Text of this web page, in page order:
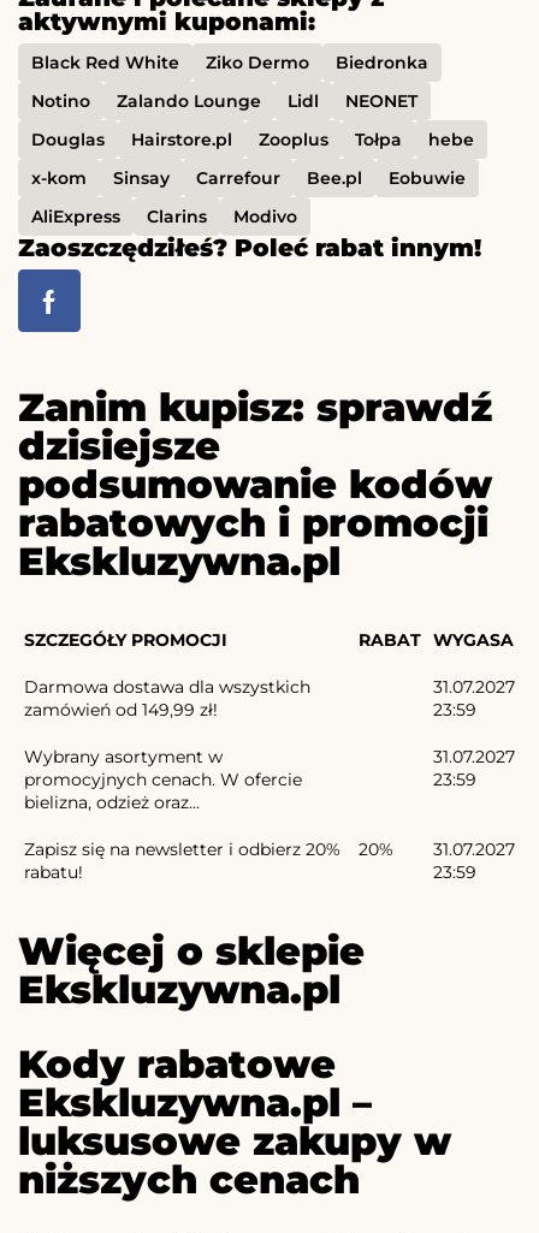
aktywnymi kuponami:
Black Red White Ziko Dermo
Biedronka
Notino
Zalando Lounge Lidl
NEONET
Douglas
Hairstore.pl Zooplus Tołpa
hebe
x-kom
Sinsay Carrefour Bee.pl
Eobuwie
AliExpress
Clarins Modivo
Zaoszczędziłeś? Poleć rabat innym!
Zanim kupisz: sprawdź
dzisiejsze
podsumowanie kodów
rabatowych i promocji
Ekskluzywna.pl
SZCZEGÓŁY PROMOCJI RABAT WYGASA
Darmowa dostawa dla wszystkich
zamówień od 149,99 zł!
31.07.2027
23:59
Wybrany asortyment w
promocyjnych cenach. W ofercie
bielizna, odzież oraz...
31.07.2027
23:59
Zapisz się na newsletter i odbierz 20%
rabatu!
20%
31.07.2027
23:59
Więcej o sklepie
Ekskluzywna.pl
Kody rabatowe
Ekskluzywna.pl –
luksusowe zakupy w
niższych cenach